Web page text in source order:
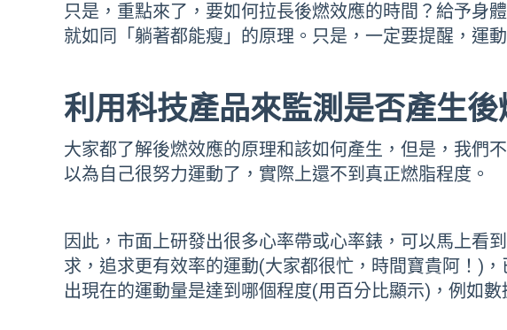
只是，重點來了，要如何拉長後燃效應的時間？給予身
就如同「躺著都能瘦」的原理。只是，一定要提醒，運
利用科技產品來監測是否產生後
大家都了解後燃效應的原理和該如何產生，但是，我們
以為自己很努力運動了，實際上還不到真正燃脂程度。
因此，市面上研發出很多心率帶或心率錶，可以馬上看
求，追求更有效率的運動(大家都很忙，時間寶貴阿！)
出現在的運動量是達到哪個程度(用百分比顯示)，例如